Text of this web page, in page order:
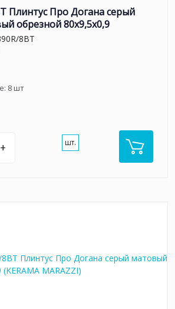
Плинтус Про Догана серый
обрезной 80x9,5x0,9
8BT
8шт
+ шт.